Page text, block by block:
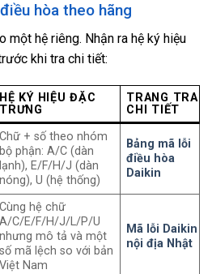
hòa theo hãng
một hệ riêng. Nhận ra hệ ký hiệu
khi tra chi tiết:
HỆ KÝ HIỆU ĐẶC
TRƯNG
TRANG TRA
CHI TIẾT
Chữ + số theo nhóm
bộ phận: A/C (dàn
lạnh), E/F/H/J (dàn
nóng), U (hệ thống)
Bảng mã lỗi
điều hòa
Daikin
Cùng hệ chữ
A/C/E/F/H/J/L/P/U
nhưng mô tả và một
số mã lệch so với bản
Việt Nam
Mã lỗi Daikin
nội địa Nhật